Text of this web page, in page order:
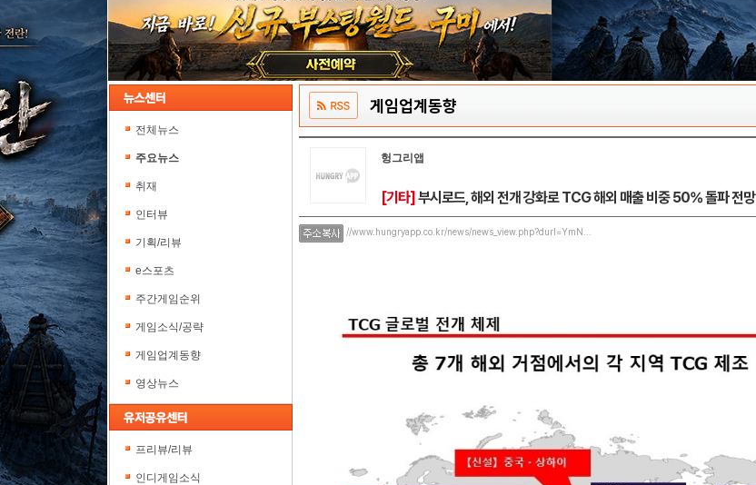
전체뉴스
주요뉴스
취재
인터뷰
기획/리뷰
e스포츠
주간게임순위
게임소식/공략
게임업계동향
영상뉴스
프리뷰/리뷰
인디게임소식
게임업계동향
헝그리앱
[기타] 부시로드, 해외 전개 강화로 TCG 해외 매출 비중 50% 돌파 전망
//www.hungryapp.co.kr/news/news_view.php?durl=YmN...